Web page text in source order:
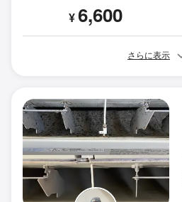
¥6,600
さらに表示